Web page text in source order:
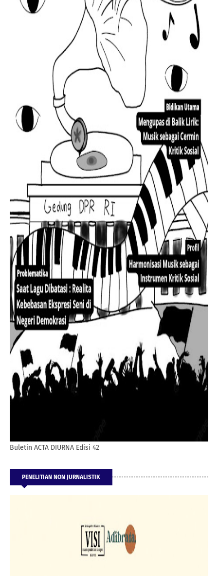
Buletin ACTA DIURNA Edisi 42
PENELITIAN NON JURNALISTIK